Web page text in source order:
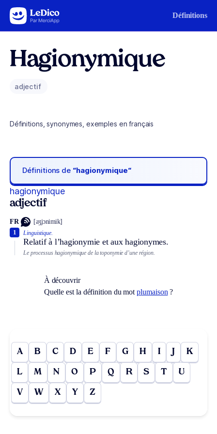
Aller au contenu Définitions
Hagionymique
adjectif
Définitions, synonymes, exemples en français
Définitions de “hagionymique“
hagionymique
adjectif
FR [aʒjɔnimik]
Linguistique.
Relatif à l’hagionymie et aux hagionymes.
1
Le processus hagionymique de la toponymie d’une région.
À découvrir
Quelle est la définition du motplumaison ?
A B C D E F G H I J K
L M N O P Q R S T U
V W X Y Z